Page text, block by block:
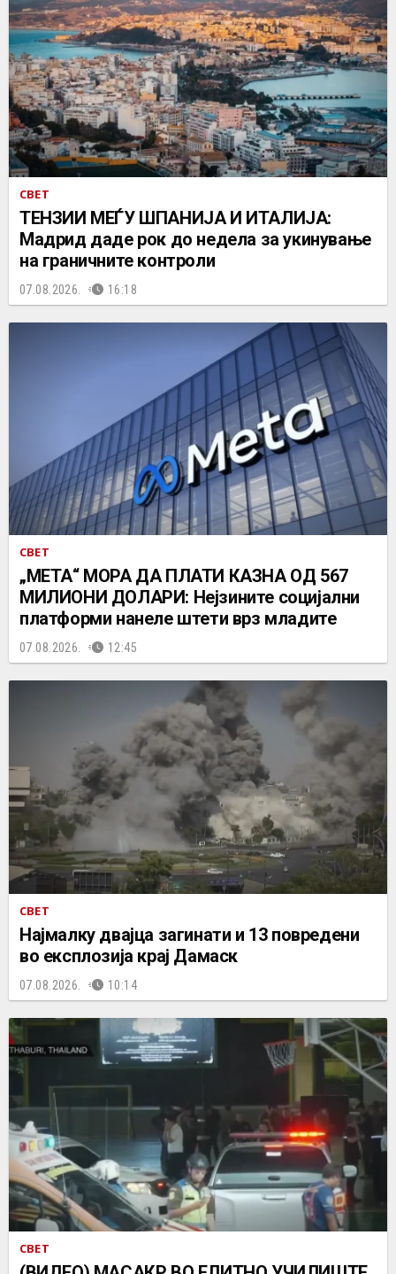
СВЕТ
ТЕНЗИИ МЕЃУ ШПАНИЈА И ИТАЛИЈА:
Мадрид даде рок до недела за укинување
на граничните контроли
07.08.2026. 16:18
СВЕТ
„МЕТА“ МОРА ДА ПЛАТИ КАЗНА ОД 567
МИЛИОНИ ДОЛАРИ: Нејзините социјални
платформи нанеле штети врз младите
07.08.2026. 12:45
СВЕТ
Најмалку двајца загинати и 13 повредени
во експлозија крај Дамаск
07.08.2026. 10:14
СВЕТ